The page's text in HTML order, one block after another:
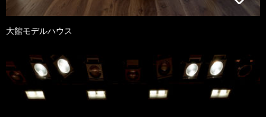
大館モデルハウス